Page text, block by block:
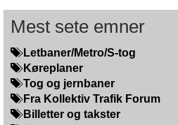
Mest sete emner
Letbaner/Metro/S-tog
Køreplaner
Tog og jernbaner
Fra Kollektiv Trafik Forum
Billetter og takster